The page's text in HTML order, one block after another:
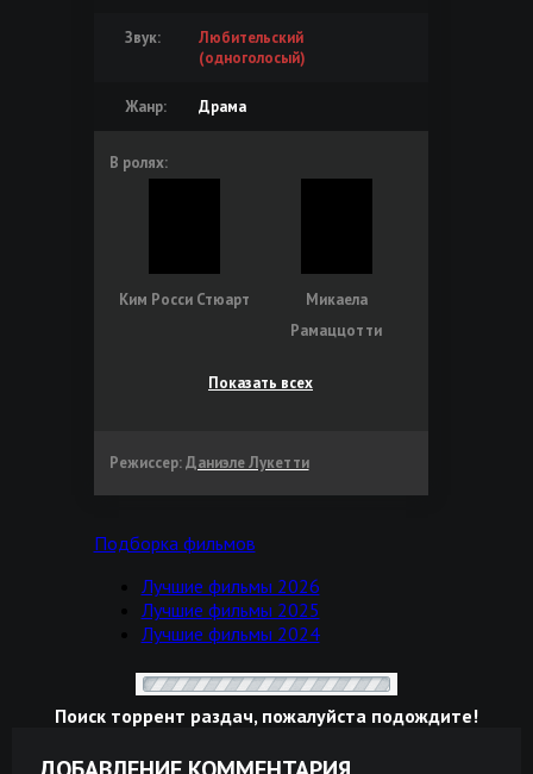
Звук:
Любительский
(одноголосый)
Жанр: Драма
В ролях:
Ким Росси Стюарт
Микаела
Рамаццотти
Показать всех
Режиссер: Даниэле Лукетти
Подборка фильмов
Лучшие фильмы 2026
Лучшие фильмы 2025
Лучшие фильмы 2024
Поиск торрент раздач, пожалуйста подождите!